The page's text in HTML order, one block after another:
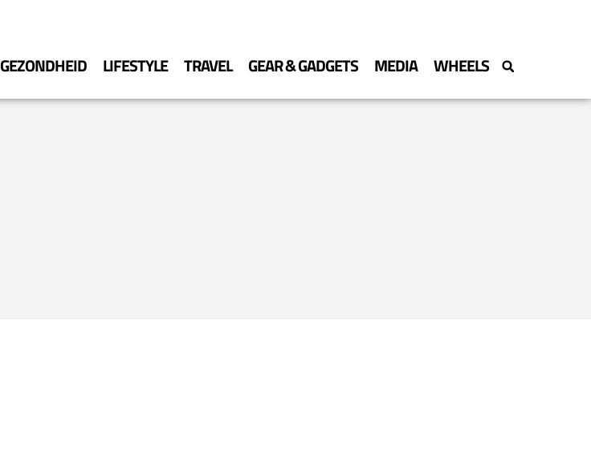
GEZONDHEID LIFESTYLE TRAVEL GEAR & GADGETS MEDIA WHEELS